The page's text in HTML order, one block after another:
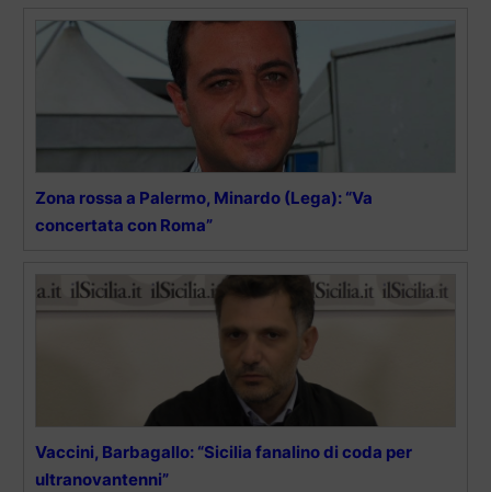
Zona rossa a Palermo, Minardo (Lega): “Va
concertata con Roma”
Vaccini, Barbagallo: “Sicilia fanalino di coda per
ultranovantenni”